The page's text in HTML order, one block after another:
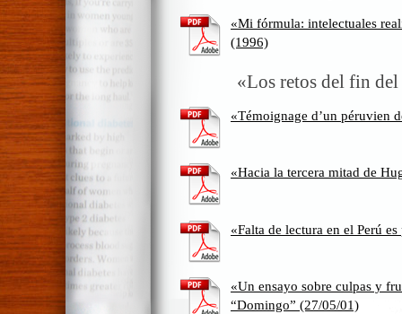
«Mi fórmula: intelectuales
(1996)
«Los retos del fin
«Témoignage d’un péruvien
«Hacia la tercera mitad de
«Falta de lectura en el Perú
«Un ensayo sobre culpas y
“Domingo” (27/05/01)